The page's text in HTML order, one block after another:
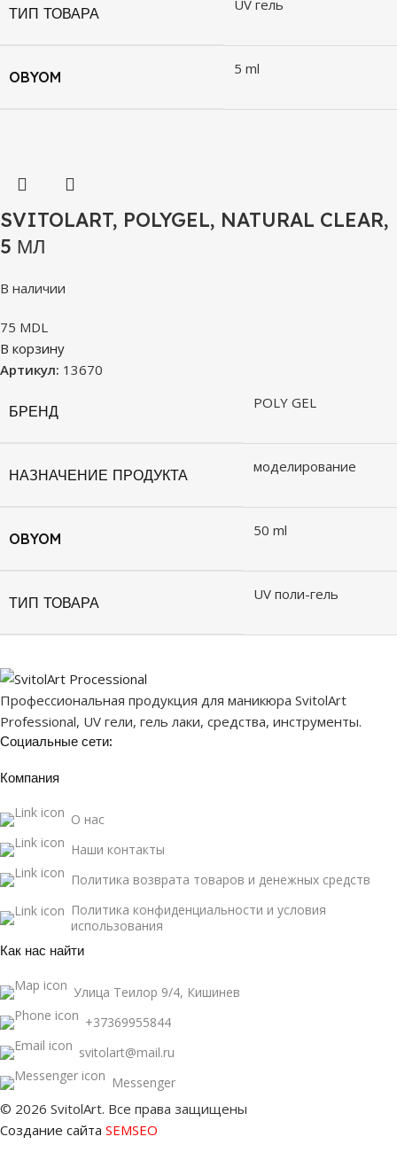
ТИП ТОВАРА UV гель
OBYOM 5 ml
SVITOLART, POLYGEL, NATURAL CLEAR,
5 МЛ
В наличии
75 MDL
В корзину
Артикул: 13670
БРЕНД POLY GEL
НАЗНАЧЕНИЕ ПРОДУКТА моделирование
OBYOM 50 ml
ТИП ТОВАРА UV поли-гель
Профессиональная продукция для маникюра SvitolArt
Professional, UV гели, гель лаки, средства, инструменты.
Социальные сети:
Компания
О нас
Наши контакты
Политика возврата товаров и денежных средств
Политика конфиденциальности и условия
использования
Как нас найти
Улица Теилор 9/4, Кишинев
+37369955844
svitolart@mail.ru
Messenger
© 2026 SvitolArt. Все права защищены
Создание сайта SEMSEO